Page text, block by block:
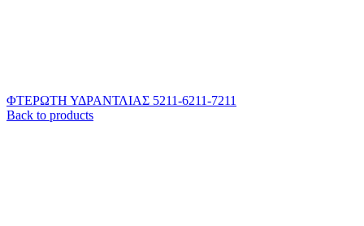
ΦΤΕΡΩΤΗ ΥΔΡΑΝΤΛΙΑΣ 5211-6211-7211
Back to products